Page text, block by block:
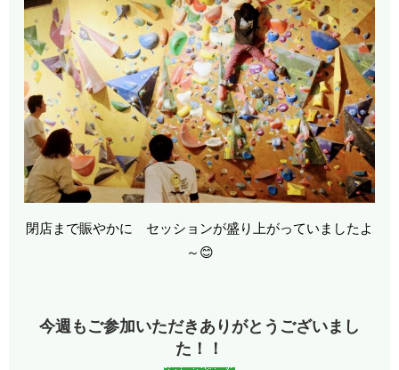
閉店まで賑やかに セッションが盛り上がっていましたよ
～😊
今週もご参加いただきありがとうございまし
た！！